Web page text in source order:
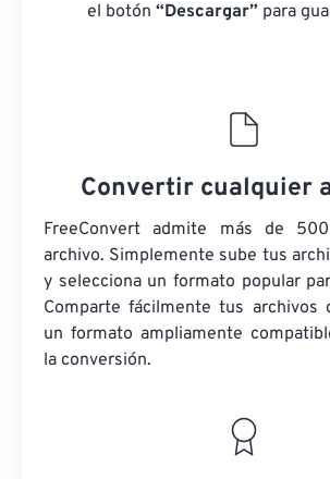
el botón “Descargar” para
Convertir cualquier
FreeConvert admite más de
archivo. Simplemente sube tus
y selecciona un formato popular
Comparte fácilmente tus archivos
un formato ampliamente
la conversión.